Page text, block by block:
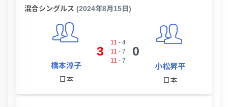
混合シングルス (2024年8月15日)
橋本淳子
日本
3
11 - 4
11 - 7
11 - 7
0
小松昇平
日本